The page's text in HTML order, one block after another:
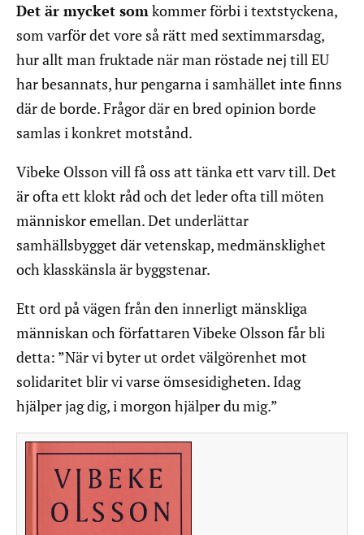
Det är mycket somkommer förbi i textstyckena,
som varför det vore så rätt med sextimmarsdag,
hur allt man fruktade när man röstade nej till EU
har besannats, hur pengarna i samhället inte finns
där de borde. Frågor där en bred opinion borde
samlas i konkret motstånd.
Vibeke Olsson vill få oss att tänka ett varv till. Det
är ofta ett klokt råd och det leder ofta till möten
människor emellan. Det underlättar
samhällsbygget där vetenskap, medmänsklighet
och klasskänsla är byggstenar.
Ett ord på vägen från den innerligt mänskliga
människan och författaren Vibeke Olsson får bli
detta: ”När vi byter ut ordet välgörenhet mot
solidaritet blir vi varse ömsesidigheten. Idag
hjälper jag dig, i morgon hjälper du mig.”